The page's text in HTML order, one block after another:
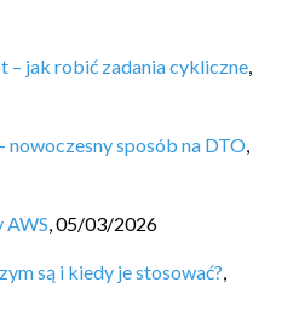
– jak robić zadania cykliczne,
nowoczesny sposób na DTO,
AWS,05/03/2026
są i kiedy je stosować?,